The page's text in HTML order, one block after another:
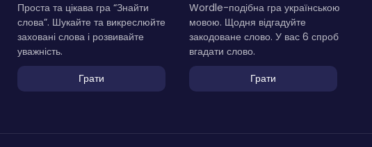
Проста та цікава гра “Знайти
слова”. Шукайте та викреслюйте
заховані слова і розвивайте
уважність.
Грати
Wordle-подібна гра українською
мовою. Щодня відгадуйте
закодоване слово. У вас 6 спроб
вгадати слово.
Грати